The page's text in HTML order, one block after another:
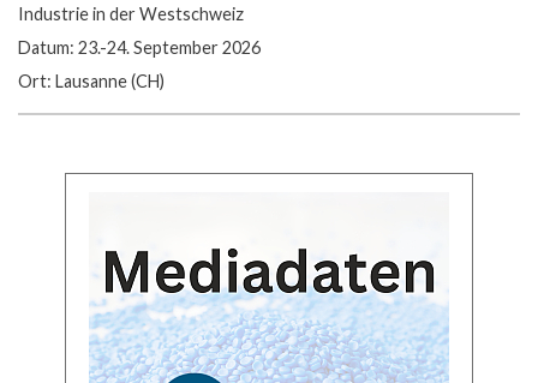
Industrie in der Westschweiz
Datum: 23.-24. September 2026
Ort: Lausanne (CH)